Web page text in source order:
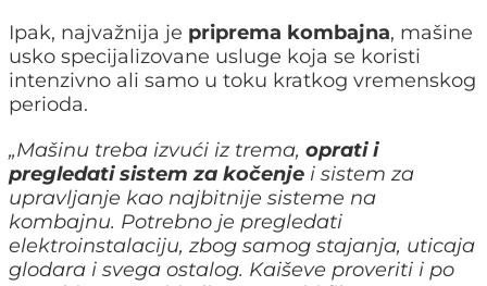
Ipak, najvažnija je priprema kombajna, mašine
usko specijalizovane usluge koja se koristi
intenzivno ali samo u toku kratkog vremenskog
perioda.
„Mašinu treba izvući iz trema, oprati i
pregledati sistem za kočenje i sistem za
upravljanje kao najbitnije sisteme na
kombajnu. Potrebno je pregledati
elektroinstalaciju, zbog samog stajanja, uticaja
glodara i svega ostalog. Kaiševe proveriti i po